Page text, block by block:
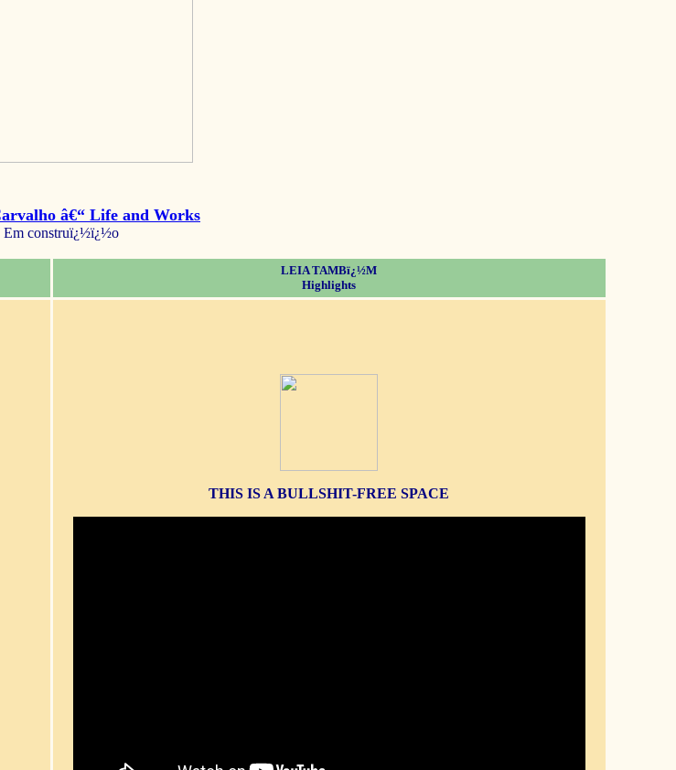
â€“ Life and Works
Em construï¿½ï¿½o
LEIA TAMBï¿½M
Highlights
THIS IS A BULLSHIT-FREE SPACE